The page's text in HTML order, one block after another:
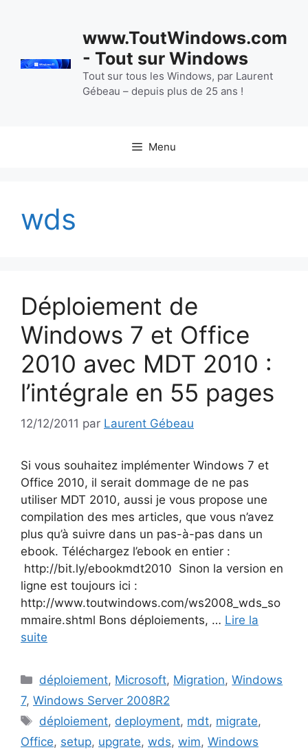
www.ToutWindows.com
- Tout sur Windows
Tout sur tous les Windows, par Laurent
Gébeau – depuis plus de 25 ans !
Menu
wds
Déploiement de
Windows 7 et Office
2010 avec MDT 2010 :
l’intégrale en 55 pages
12/12/2011 par Laurent Gébeau
Si vous souhaitez implémenter Windows 7 et
Office 2010, il serait dommage de ne pas
utiliser MDT 2010, aussi je vous propose une
compilation des mes articles, que vous n’avez
plus qu’à suivre dans un pas-à-pas dans un
ebook. Téléchargez l’ebook en entier :
http://bit.ly/ebookmdt2010 Sinon la version en
ligne est toujours ici :
http://www.toutwindows.com/ws2008_wds_so
mmaire.shtml Bons déploiements, … Lire la
suite
Catégories
déploiement, Microsoft, Migration,Windows
7, Windows Server 2008R2
Étiquettes
déploiement, deployment, mdt, migrate,
Office, setup, upgrate, wds, wim, Windows